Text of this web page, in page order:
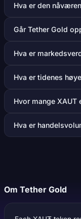
Hva er den
Går Tether Gold
Hva er
Hva er tidenes
Hvor mange XAUT
Hva er
Om Tether Gold